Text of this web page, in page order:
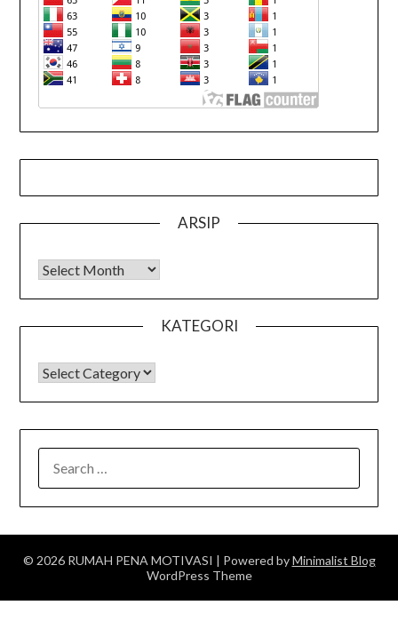
ARSIP
Arsip
KATEGORI
KATEGORI
FOR:
© 2026 RUMAH PENA MOTIVASI | Powered byMinimalist Blog
WordPress Theme